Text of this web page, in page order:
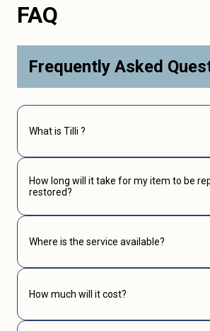
FAQ
Frequently Asked
What is Tilli ?
How long will it take for my item to be
restored?
Where is the service available?
How much will it cost?